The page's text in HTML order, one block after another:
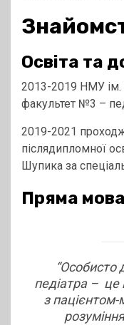
Освіта та
2013-2019 НМУ
факультет №3 –
2019-2021
післядипломної
Шупика за
Пряма мова
“Особисто
педіатра – це
з